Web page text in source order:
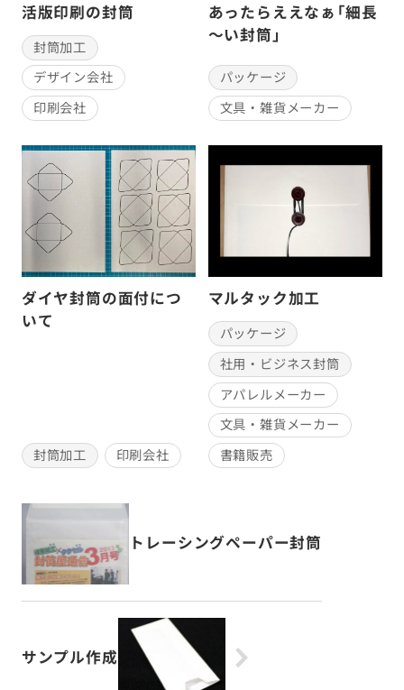
活版印刷の封筒
封筒加工
デザイン会社
印刷会社
あったらええなぁ「細長
～い封筒」
パッケージ
文具・雑貨メーカー
ダイヤ封筒の面付につ
いて
封筒加工 印刷会社
マルタック加工
パッケージ
社用・ビジネス封筒
アパレルメーカー
文具・雑貨メーカー
書籍販売
トレーシングペーパー封筒
サンプル作成